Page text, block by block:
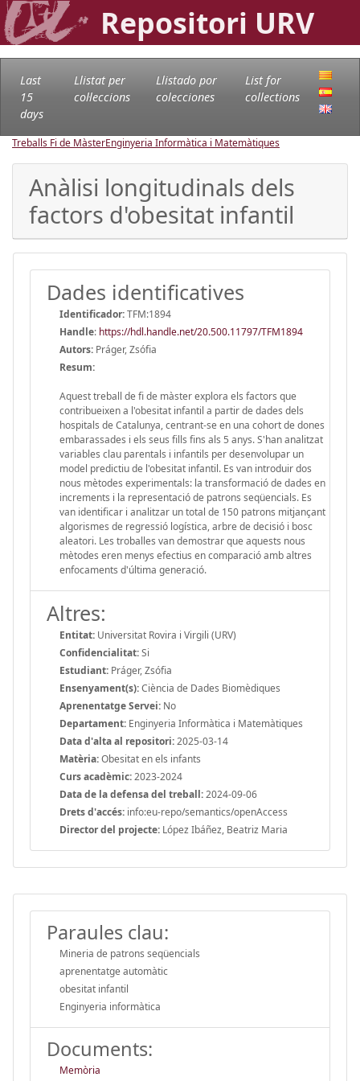
Repositori URV
Last
15
days
Llistat per
col·leccions
Llistado por
colecciones
List for
collections
Treballs Fi de MàsterEnginyeria Informàtica i Matemàtiques
Anàlisi longitudinals dels
factors d'obesitat infantil
Dades identificatives
Identificador:TFM:1894
Handle: https://hdl.handle.net/20.500.11797/TFM1894
Autors: Práger, Zsófia
Resum:
Aquest treball de fi de màster explora els factors que
contribueixen a l'obesitat infantil a partir de dades dels
hospitals de Catalunya, centrant-se en una cohort de dones
embarassades i els seus fills fins als 5 anys. S'han analitzat
variables clau parentals i infantils per desenvolupar un
model predictiu de l'obesitat infantil. Es van introduir dos
nous mètodes experimentals: la transformació de dades en
increments i la representació de patrons seqüencials. Es
van identificar i analitzar un total de 150 patrons mitjançant
algorismes de regressió logística, arbre de decisió i bosc
aleatori. Les troballes van demostrar que aquests nous
mètodes eren menys efectius en comparació amb altres
enfocaments d'última generació.
Altres:
Entitat: Universitat Rovira i Virgili (URV)
Confidencialitat:Si
Estudiant: Práger, Zsófia
Ensenyament(s):Ciència de Dades Biomèdiques
Aprenentatge Servei: No
Departament: Enginyeria Informàtica i Matemàtiques
Data d'alta al repositori:2025-03-14
Matèria:Obesitat en els infants
Curs acadèmic:2023-2024
Data de la defensa del treball:2024-09-06
Drets d'accés: info:eu-repo/semantics/openAccess
Director del projecte: López Ibáñez, Beatriz Maria
Paraules clau:
Mineria de patrons seqüencials
aprenentatge automàtic
obesitat infantil
Enginyeria informàtica
Documents:
Memòria